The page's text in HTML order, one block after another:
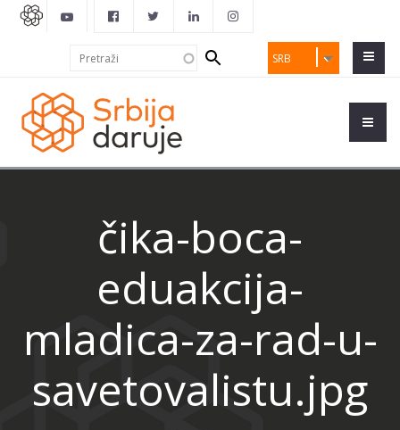
SRB
Search
form
čika-boca-
eduakcija-
mladica-za-rad-u-
savetovalistu.jpg